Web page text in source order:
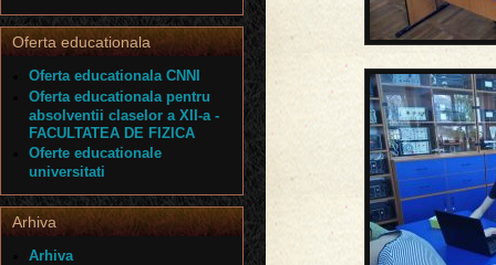
Oferta educationala
Oferta educationala CNNI
Oferta educationala pentru
absolventii claselor a XII-a -
FACULTATEA DE FIZICA
Oferte educationale
universitati
Arhiva
Arhiva